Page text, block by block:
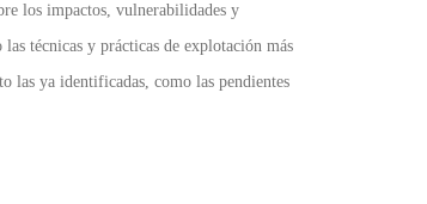
los impactos, vulnerabilidades y
técnicas y prácticas de explotación más
las ya identificadas, como las pendientes